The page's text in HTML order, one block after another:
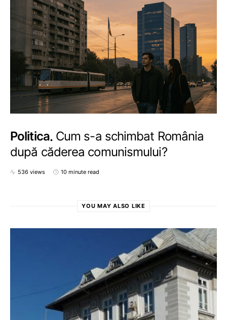
Politica Cum s-a schimbat România
după căderea comunismului?
536 views 10 minute read
YOU MAY ALSO LIKE